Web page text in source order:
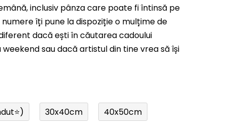
inclusiv pânza care poate fi întinsă pe
îți pune la dispoziție o mulțime de
dacă ești în căutarea cadoului
sau dacă artistul din tine vrea să își
30x40cm 40x50cm